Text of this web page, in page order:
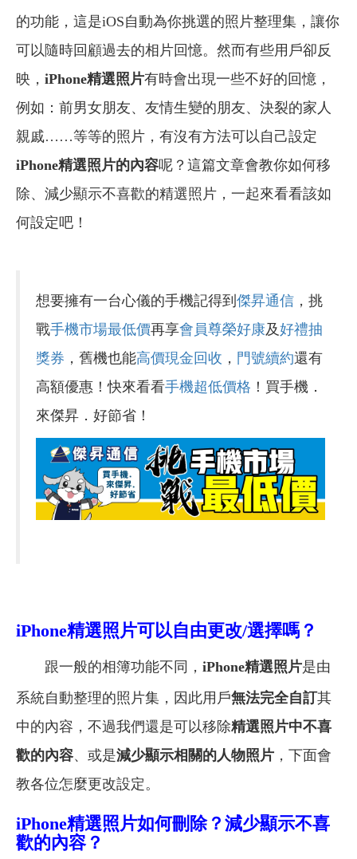
的功能，這是iOS自動為你挑選的照片整理集，讓你
可以隨時回顧過去的相片回憶。然而有些用戶卻反
映， iPhone精選照片有時會出現一些不好的回憶，
例如：前男女朋友、友情生變的朋友、決裂的家人
親戚……等等的照片，有沒有方法可以自己設定
iPhone精選照片的內容呢？這篇文章會教你如何移
除、減少顯示不喜歡的精選照片，一起來看看該如
何設定吧！
想要擁有一台心儀的手機記得到 傑昇通信 ，挑
戰手機市場最低價再享會員尊榮好康及好禮抽
獎券 ，舊機也能高價現金回收 ， 門號續約還有
高額優惠！快來看看手機超低價格 ！買手機．
來傑昇．好節省！
iPhone精選照片可以自由更改/選擇嗎？
跟一般的相簿功能不同， iPhone精選照片是由
系統自動整理的照片集，因此用戶無法完全自訂其
中的內容，不過我們還是可以移除精選照片中不喜
歡的內容、或是減少顯示相關的人物照片 ，下面會
教各位怎麼更改設定。
iPhone精選照片如何刪除？減少顯示不喜
歡的內容？